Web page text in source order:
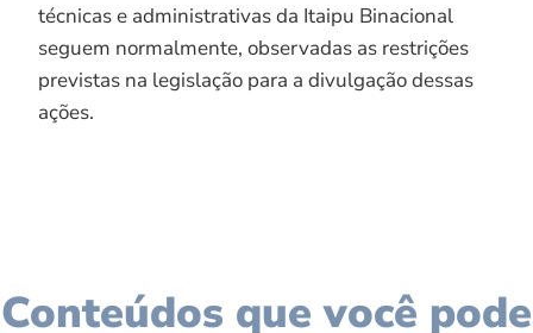
técnicas e administrativas da Itaipu Binacional
seguem normalmente, observadas as restrições
previstas na legislação para a divulgação dessas
ações.
Conteúdos que você pode